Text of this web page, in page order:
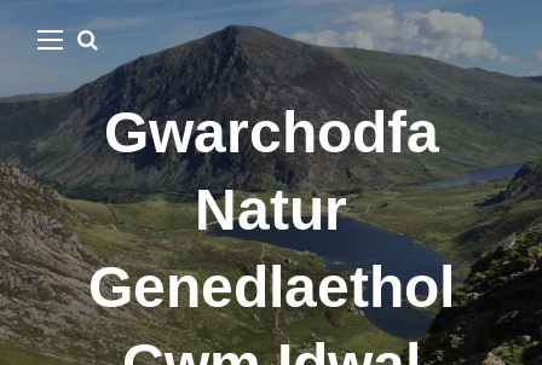
Gwarchodfa
Natur
Genedlaethol